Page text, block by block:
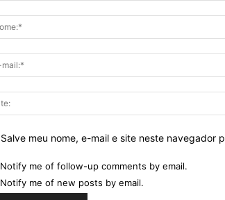
Salve meu nome, e-mail e site neste navegador
Notify me of follow-up comments by email.
Notify me of new posts by email.